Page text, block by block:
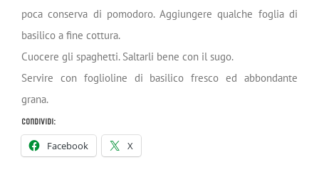
poca conserva di pomodoro. Aggiungere qualche foglia di
basilico a fine cottura.
Cuocere gli spaghetti. Saltarli bene con il sugo.
Servire con foglioline di basilico fresco ed abbondante
grana.
Condividi:
Facebook X